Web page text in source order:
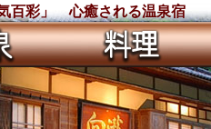
百彩」 心癒される温泉宿